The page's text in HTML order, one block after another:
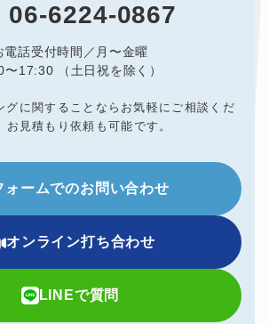
06-6224-0867
電話受付時間／月〜金曜
〜17:30 （土日祝を除く）
グに関することならお気軽にご相談くだ
お見積もり依頼も可能です。
ォームでのお問い合わせ
オンライン打ち合わせ
LINEで質問